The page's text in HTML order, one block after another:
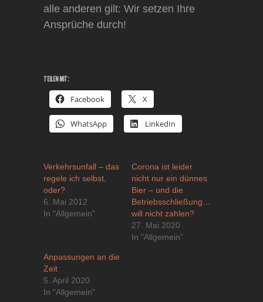
alle anderen gilt: Wir setzen Ihre
Ansprüche durch!
TEILEN MIT:
Facebook X
WhatsApp LinkedIn
Verkehrsunfall – das
regele ich selbst,
oder?
6. Mai 2012
In "Allgemein"
Corona ist leider
nicht nur ein dünnes
Bier – und die
Betriebsschließungsversicherung
will nicht zahlen?
27. Mai 2020
In "Allgemein"
Anpassungen an die
Zeit
5. April 2020
In "Allgemein"